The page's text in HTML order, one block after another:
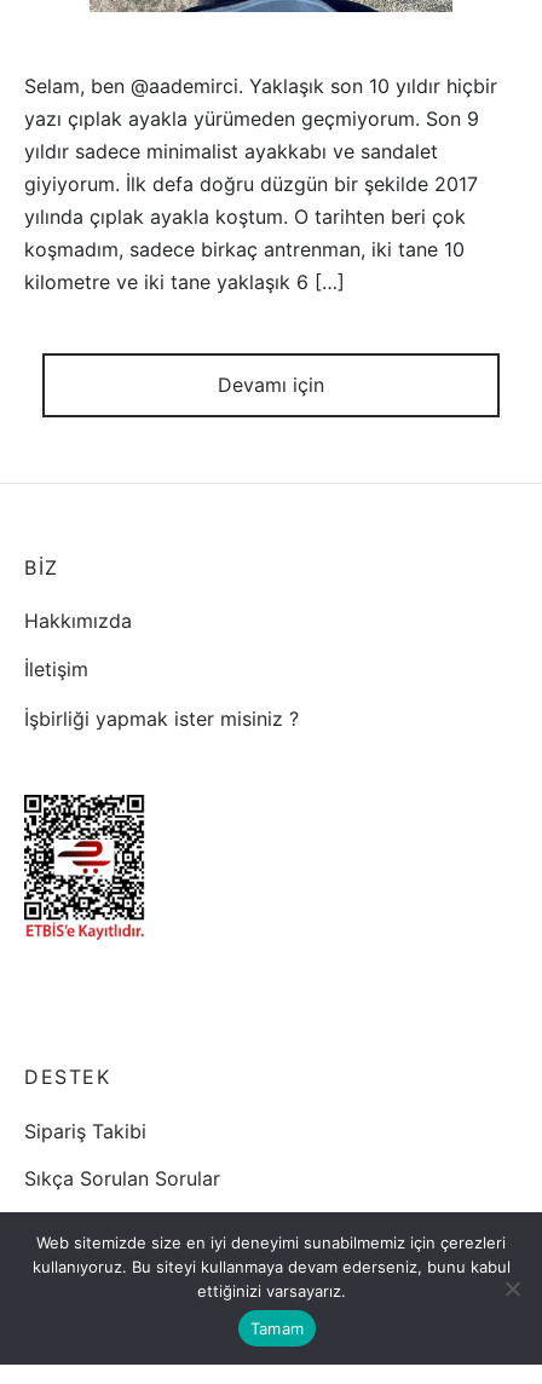
Selam, ben @aademirci. Yaklaşık son 10 yıldır hiçbir
yazı çıplak ayakla yürümeden geçmiyorum. Son 9
yıldır sadece minimalist ayakkabı ve sandalet
giyiyorum. İlk defa doğru düzgün bir şekilde 2017
yılında çıplak ayakla koştum. O tarihten beri çok
koşmadım, sadece birkaç antrenman, iki tane 10
kilometre ve iki tane yaklaşık 6 […]
Devamı için
BİZ
Hakkımızda
İletişim
İşbirliği yapmak ister misiniz ?
DESTEK
Sipariş Takibi
Sıkça Sorulan Sorular
Gizlilik/Kişisel Verilerin Korunması Politikası
Teslimat ve iade şartları
Web sitemizde size en iyi deneyimi sunabilmemiz için çerezleri
kullanıyoruz. Bu siteyi kullanmaya devam ederseniz, bunu kabul
ettiğinizi varsayarız.
Tamam